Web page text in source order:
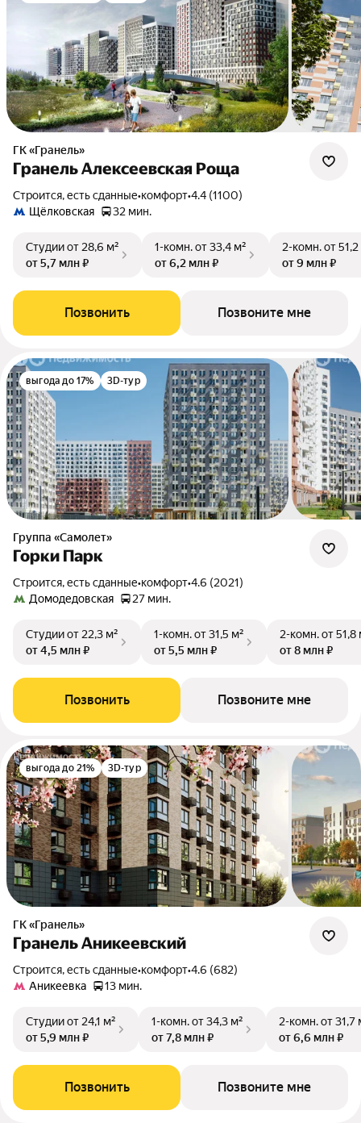
ГК «Гранель»
Гранель Алексеевская Роща
Строится, есть сданные•комфорт•4.4 (1100)
Щёлковская
32 мин.
Студииот 28,6 м²
от 5,7 млн ₽
1-комн.от 33,4 м²
от 6,2 млн ₽
2-комн.от
от 9 млн ₽
Позвонить Позвоните мне
выгода до 17% 3D-тур
Группа «Самолет»
Горки Парк
Строится, есть сданные•комфорт•4.6 (2021)
Домодедовская
27 мин.
Студииот 22,3 м²
от 4,5 млн ₽
1-комн.от 31,5 м²
от 5,5 млн ₽
2-комн.от 51,8
от 8 млн ₽
Позвонить Позвоните мне
выгода до 21% 3D-тур
ГК «Гранель»
Гранель Аникеевский
Строится, есть сданные•комфорт•4.6 (682)
Аникеевка
13 мин.
Студииот 24,1 м²
от 5,9 млн ₽
1-комн.от 34,3 м²
от 7,8 млн ₽
2-комн.от 31,7
от 6,6 млн ₽
Позвонить Позвоните мне